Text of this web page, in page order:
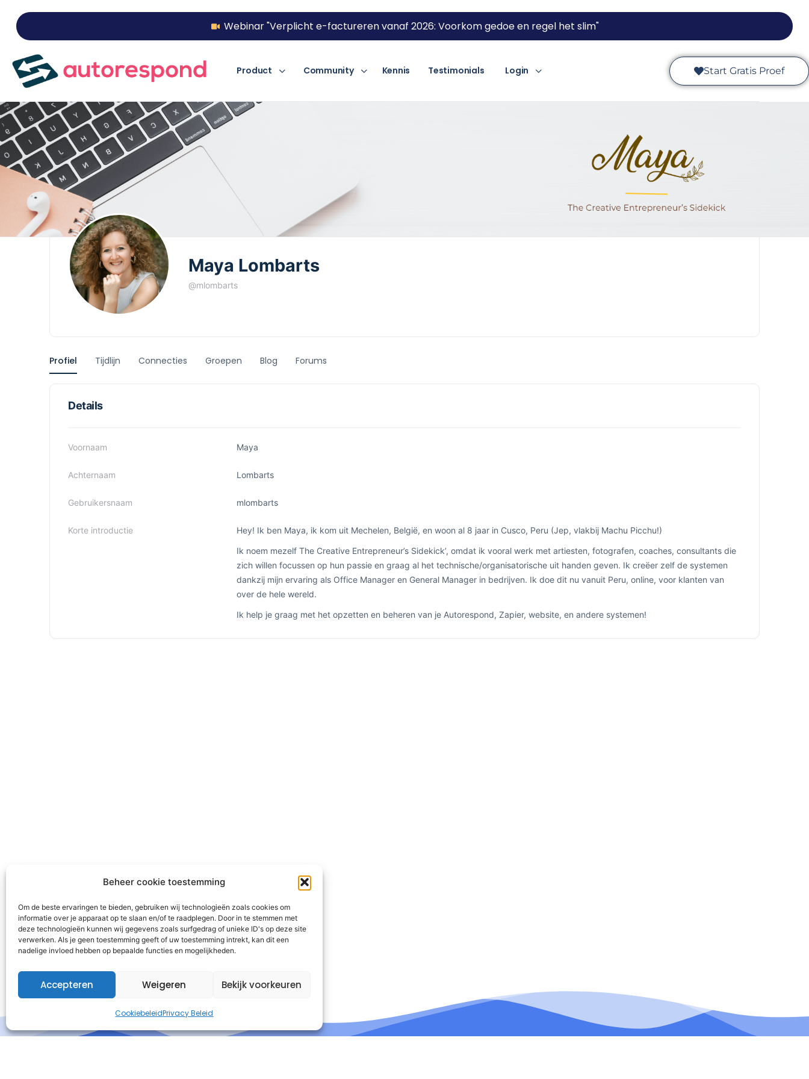
Beheer cookie toestemming
Om de beste ervaringen te bieden, gebruiken wij technologieën zoals cookies om
informatie over je apparaat op te slaan en/of te raadplegen. Door in te stemmen met
deze technologieën kunnen wij gegevens zoals surfgedrag of unieke ID's op deze site
verwerken. Als je geen toestemming geeft of uw toestemming intrekt, kan dit een
nadelige invloed hebben op bepaalde functies en mogelijkheden.
Accepteren Weigeren Bekijk voorkeuren
CookiebeleidPrivacy Beleid
Webinar "Verplicht e-factureren vanaf 2026: Voorkom gedoe en regel het slim"
Product Community Kennis Testimonials Login Start Gratis Proef
Maya Lombarts
@mlombarts
Profiel Tijdlijn Connecties Groepen Blog Forums
Details
Voornaam Maya
Achternaam Lombarts
Gebruikersnaam mlombarts
Korte introductie
Hey! Ik ben Maya, ik kom uit Mechelen, België, en woon al 8 jaar in Cusco, Peru (Jep, vlakbij Machu Picchu!)
Ik noem mezelf The Creative Entrepreneur’s Sidekick’, omdat ik vooral werk met artiesten, fotografen, coaches, consultants die
zich willen focussen op hun passie en graag al het technische/organisatorische uit handen geven. Ik creëer zelf de systemen
dankzij mijn ervaring als Office Manager en General Manager in bedrijven. Ik doe dit nu vanuit Peru, online, voor klanten van
over de hele wereld.
Ik help je graag met het opzetten en beheren van je Autorespond, Zapier, website, en andere systemen!